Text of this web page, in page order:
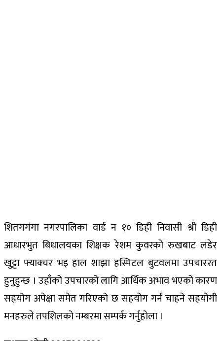
शितगगंगा नगरपालिका वार्ड न १० डिही निवासी श्री डिही
आधारभुत बिधालयका शिक्षक रेशम कुवरको रुखबाट लडेर
खुट्टा फ्याक्चर भइ हाल शाझा हस्पिटल बुटवलमा उपचाररत
हुनुहुन्छ । उहाँको उपचारको लागि आर्थिक अभाव भएको कारण
सहयोग अपेक्षा समेत गरिएको छ सहयोग गर्न चाहने सहयोगी
मनहरुले तपशिलको नम्बरमा सम्पर्क गर्नुहोला ।